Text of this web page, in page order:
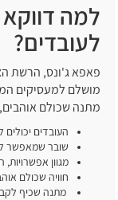
למה
לעובדים?
פאפא ג'ונס, הרשת
מושלם למעסיקים
מתנה שכולם
העובדים
שובר שמאפשר
מגוון
חוויה שכולם
מתנה שכיף